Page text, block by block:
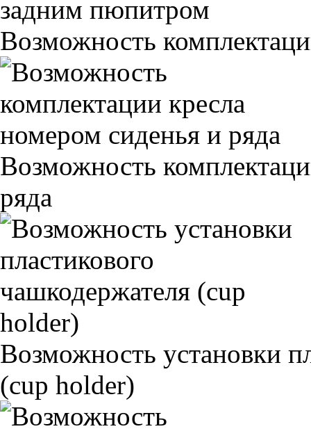
Возможность
Возможность
ряда
Возможность установки
(cup holder)